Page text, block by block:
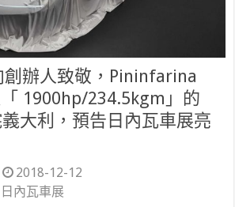
創辦人致敬，Pininfarina
1900hp/234.5kgm」的
大利，預告日內瓦車展亮
2018-12-12
日內瓦車展